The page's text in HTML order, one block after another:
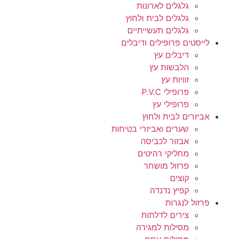
גלגלים לארונות
גלגלים לבית ולחוץ
גלגלים תעשייתיים
לייסטים פרופילים ודיבלים
דיבלים עץ
הלבשות עץ
זוויות עץ
פרופילי P.V.C
פרופילי עץ
אביזרים לבית ולחוץ
שערים ואביזרי בטיחות
אבזור לכביסה
מחליקי רהיטים
פרזול מושחר
קוצים
קפיץ נדנדה
פרזול לנגרות
צירים לדלתות
מסילות למגירה